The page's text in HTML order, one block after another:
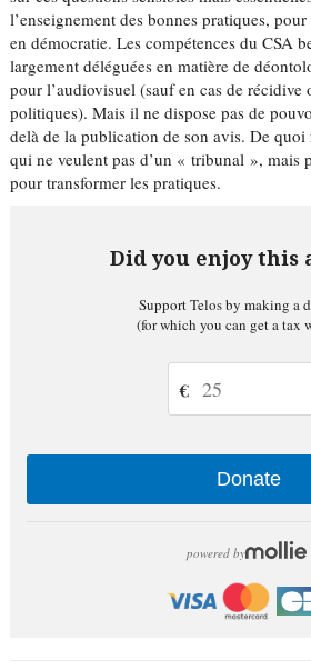
l’enseignement des bonnes pratiques,
en démocratie. Les compétences du CSA
largement déléguées en matière de
pour l’audiovisuel (sauf en cas de récidive
politiques). Mais il ne dispose pas de
delà de la publication de son avis. De quoi
qui ne veulent pas d’un « tribunal », mais
pour transformer les pratiques.
Did you enjoy this
Support Telos by making a
(for which you can get a tax
€
Donate
powered by